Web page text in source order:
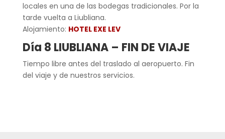
locales en una de las bodegas tradicionales. Por la
tarde vuelta a Liubliana.
Alojamiento: HOTEL EXE LEV
Día 8 LIUBLIANA – FIN DE VIAJE
Tiempo libre antes del traslado al aeropuerto. Fin
del viaje y de nuestros servicios.